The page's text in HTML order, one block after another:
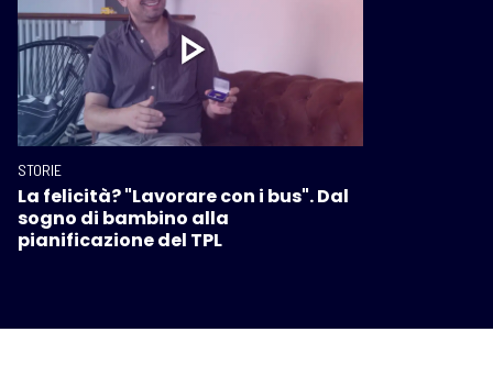
STORIE
La felicità? "Lavorare con i bus". Dal
sogno di bambino alla
pianificazione del TPL